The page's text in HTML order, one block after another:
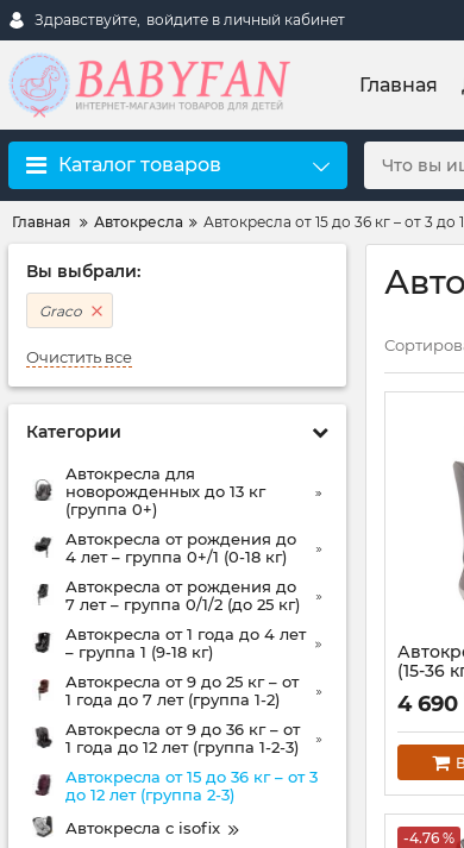
Здравствуйте, войдите в личный кабинет
Главная
Каталог товаров
Главная Автокресла Автокресла от 15 до 36 кг – от 3 до
Вы выбрали:
Graco
Очистить все
Категории
Автокресла для
новорожденных до 13 кг
(группа 0+)
Автокресла от рождения до
4 лет – группа 0+/1 (0-18 кг)
Автокресла от рождения до
7 лет – группа 0/1/2 (до 25 кг)
Автокресла от 1 года до 4 лет
– группа 1 (9-18 кг)
Автокресла от 9 до 25 кг – от
1 года до 7 лет (группа 1-2)
Автокресла от 9 до 36 кг – от
1 года до 12 лет (группа 1-2-3)
Автокресла от 15 до 36 кг – от 3
до 12 лет (группа 2-3)
Автокресла с isofix
(15-36
Артикул:
4 690
-4.76 %